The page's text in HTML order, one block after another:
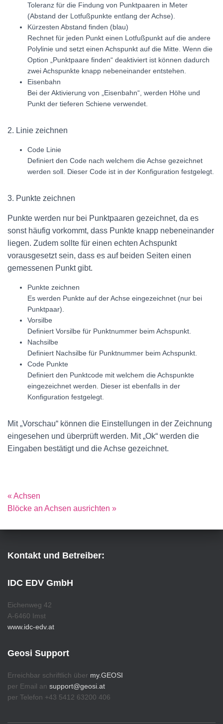
Toleranz für die Findung von Punktpaaren in Meter
(Abstand der Lotfußpunkte entlang der Achse).
Kürzesten Abstand finden (blau)
Rechnet für jeden Punkt einen Lotfußpunkt auf die andere
Polylinie und setzt einen Achspunkt auf die Mitte. Wenn die
Option „Punktpaare finden“ deaktiviert ist können dadurch
zwei Achspunkte knapp nebeneinander entstehen.
Eisenbahn
Bei der Aktivierung von „Eisenbahn“, werden Höhe und
Punkt der tieferen Schiene verwendet.
2. Linie zeichnen
Code Linie
Definiert den Code nach welchem die Achse gezeichnet
werden soll. Dieser Code ist in der Konfiguration festgelegt.
3. Punkte zeichnen
Punkte werden nur bei Punktpaaren gezeichnet, da es
sonst häufig vorkommt, dass Punkte knapp nebeneinander
liegen. Zudem sollte für einen echten Achspunkt
vorausgesetzt sein, dass es auf beiden Seiten einen
gemessenen Punkt gibt.
Punkte zeichnen
Es werden Punkte auf der Achse eingezeichnet (nur bei
Punktpaar).
Vorsilbe
Definiert Vorsilbe für Punktnummer beim Achspunkt.
Nachsilbe
Definiert Nachsilbe für Punktnummer beim Achspunkt.
Code Punkte
Definiert den Punktcode mit welchem die Achspunkte
eingezeichnet werden. Dieser ist ebenfalls in der
Konfiguration festgelegt.
Mit „Vorschau“ können die Einstellungen in der Zeichnung
eingesehen und überprüft werden. Mit „Ok“ werden die
Eingaben bestätigt und die Achse gezeichnet.
« Achsen
Blöcke an Achsen ausrichten »
Kontakt und Betreiber:
IDC EDV GmbH
Eichenweg 42
A-6460 Imst
www.idc-edv.at
Geosi Support
Erreichbar schriftlich über my.GEOSI
per Email an support@geosi.at
per Telefon +43 5412 63200 406